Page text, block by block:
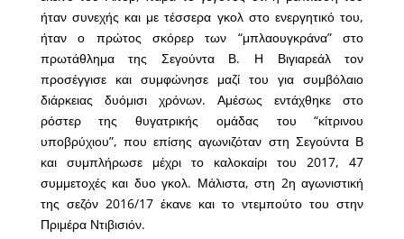
ήταν συνεχής και με τέσσερα γκολ στο ενεργητικό του,
ήταν ο πρώτος σκόρερ των “μπλαουγκράνα” στο
πρωτάθλημα της Σεγούντα Β. Η Βιγιαρεάλ τον
προσέγγισε και συμφώνησε μαζί του για συμβόλαιο
διάρκειας δυόμισι χρόνων. Αμέσως εντάχθηκε στο
ρόστερ της θυγατρικής ομάδας του “κίτρινου
υποβρύχιου”, που επίσης αγωνιζόταν στη Σεγούντα Β
και συμπλήρωσε μέχρι το καλοκαίρι του 2017, 47
συμμετοχές και δυο γκολ. Μάλιστα, στη 2η αγωνιστική
της σεζόν 2016/17 έκανε και το ντεμπούτο του στην
Πριμέρα Ντιβισιόν.